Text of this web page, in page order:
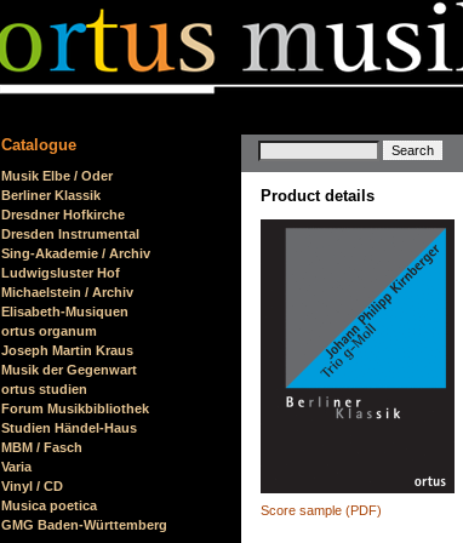
Keywords
Product details
Score sample (PDF)
Catalogue
Skip
navigation
Musik Elbe / Oder
Berliner Klassik
Dresdner Hofkirche
Dresden Instrumental
Sing-Akademie / Archiv
Ludwigsluster Hof
Michaelstein / Archiv
Elisabeth-Musiquen
ortus organum
Joseph Martin Kraus
Musik der Gegenwart
ortus studien
Forum Musikbibliothek
Studien Händel-Haus
MBM / Fasch
Varia
Vinyl / CD
Musica poetica
GMG Baden-Württemberg